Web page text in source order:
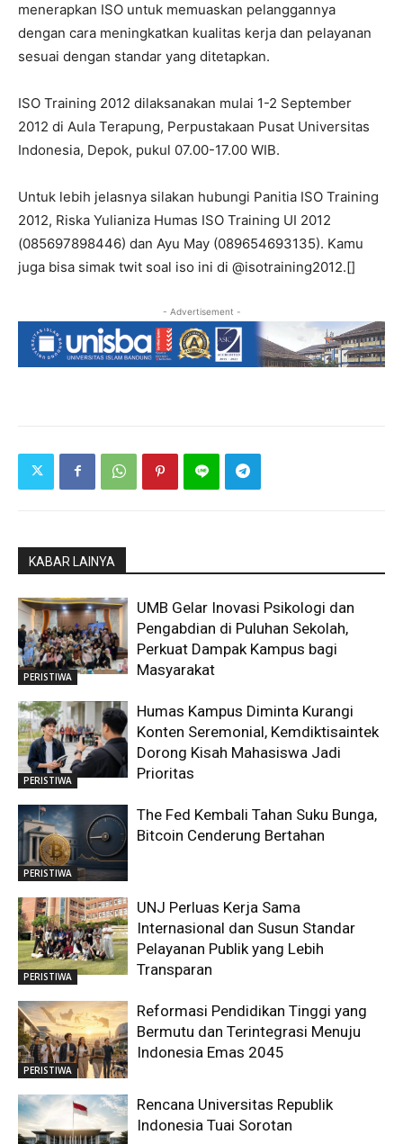
menerapkan ISO untuk memuaskan pelanggannya
dengan cara meningkatkan kualitas kerja dan pelayanan
sesuai dengan standar yang ditetapkan.
ISO Training 2012 dilaksanakan mulai 1-2 September
2012 di Aula Terapung, Perpustakaan Pusat Universitas
Indonesia, Depok, pukul 07.00-17.00 WIB.
Untuk lebih jelasnya silakan hubungi Panitia ISO Training
2012, Riska Yulianiza Humas ISO Training UI 2012
(085697898446) dan Ayu May (089654693135). Kamu
juga bisa simak twit soal iso ini di @isotraining2012.[]
- Advertisement -
KABAR LAINYA
PERISTIWA
UMB Gelar Inovasi Psikologi dan
Pengabdian di Puluhan Sekolah,
Perkuat Dampak Kampus bagi
Masyarakat
PERISTIWA
Humas Kampus Diminta Kurangi
Konten Seremonial, Kemdiktisaintek
Dorong Kisah Mahasiswa Jadi
Prioritas
PERISTIWA
The Fed Kembali Tahan Suku Bunga,
Bitcoin Cenderung Bertahan
PERISTIWA
UNJ Perluas Kerja Sama
Internasional dan Susun Standar
Pelayanan Publik yang Lebih
Transparan
PERISTIWA
Reformasi Pendidikan Tinggi yang
Bermutu dan Terintegrasi Menuju
Indonesia Emas 2045
Rencana Universitas Republik
Indonesia Tuai Sorotan